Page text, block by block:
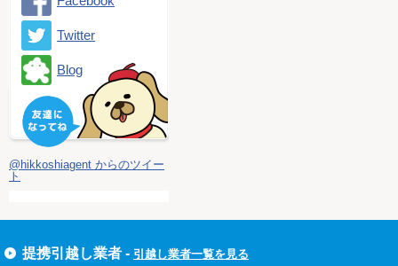
Twitter
Blog
@hikkoshiagent からのツイー
ト
提携引越し業者 - 引越し業者一覧を見る